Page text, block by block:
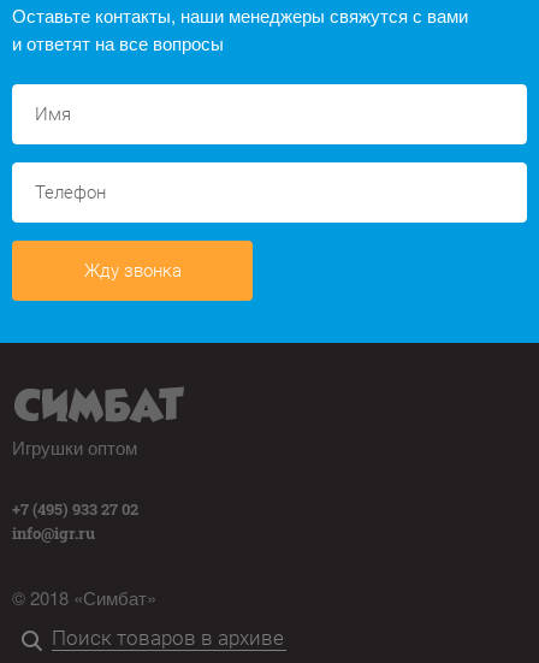
Оставьте контакты, наши менеджеры свяжутся с вами
и ответят на все вопросы
Жду звонка
Игрушки оптом
+7 (495) 933 27 02
info@igr.ru
© 2018 «Симбат»